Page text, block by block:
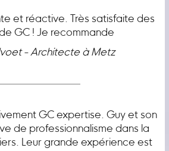
et réactive. Très satisfaite des
GC ! Je recommande
- Architecte à Metz
GC expertise. Guy et son
de professionnalisme dans la
Leur grande expérience est